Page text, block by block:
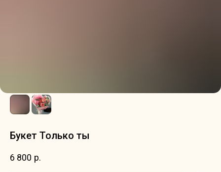
Букет Только ты
6 800 р.